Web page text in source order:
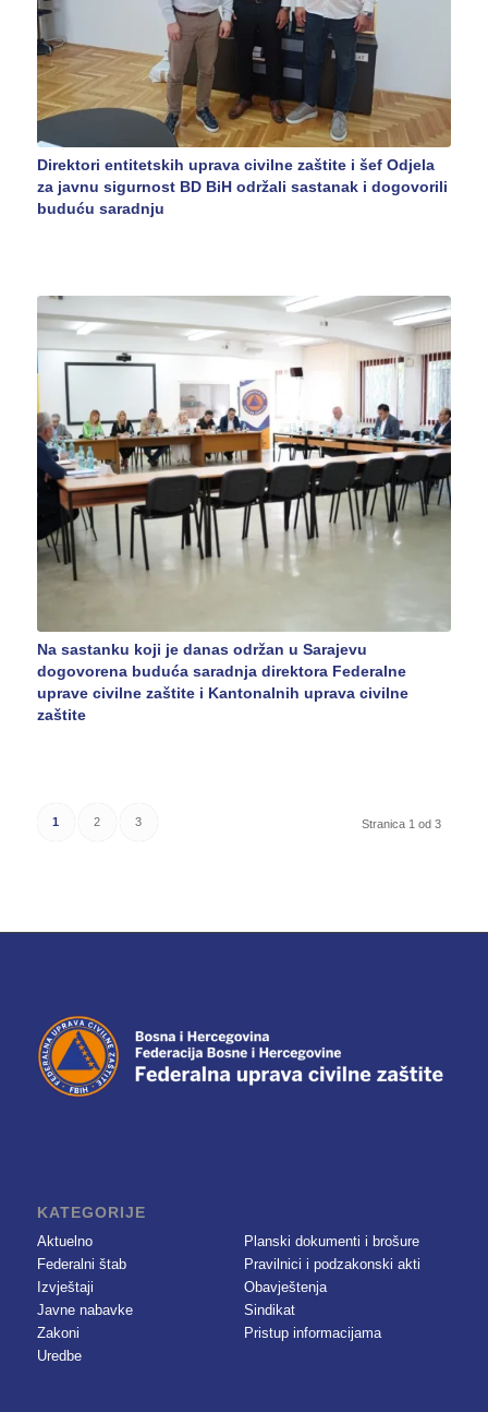
Direktori entitetskih uprava civilne zaštite i šef Odjela
za javnu sigurnost BD BiH održali sastanak i dogovorili
buduću saradnju
Na sastanku koji je danas održan u Sarajevu
dogovorena buduća saradnja direktora Federalne
uprave civilne zaštite i Kantonalnih uprava civilne
zaštite
Stranica 1 od 3
1 2 3
KATEGORIJE
Aktuelno
Federalni štab
Izvještaji
Javne nabavke
Zakoni
Uredbe
Planski dokumenti i brošure
Pravilnici i podzakonski akti
Obavještenja
Sindikat
Pristup informacijama